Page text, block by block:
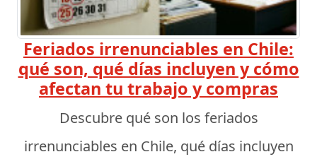
Feriados irrenunciables en Chile:
qué son, qué días incluyen y cómo
afectan tu trabajo y compras
Descubre qué son los feriados
irrenunciables en Chile, qué días incluyen